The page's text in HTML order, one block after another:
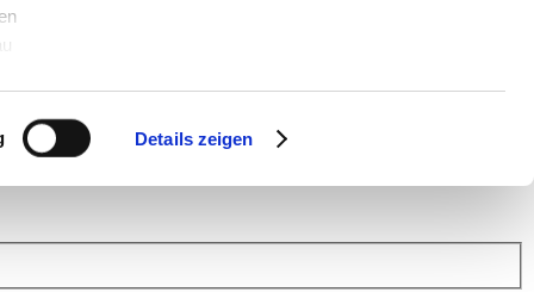
Details zeigen